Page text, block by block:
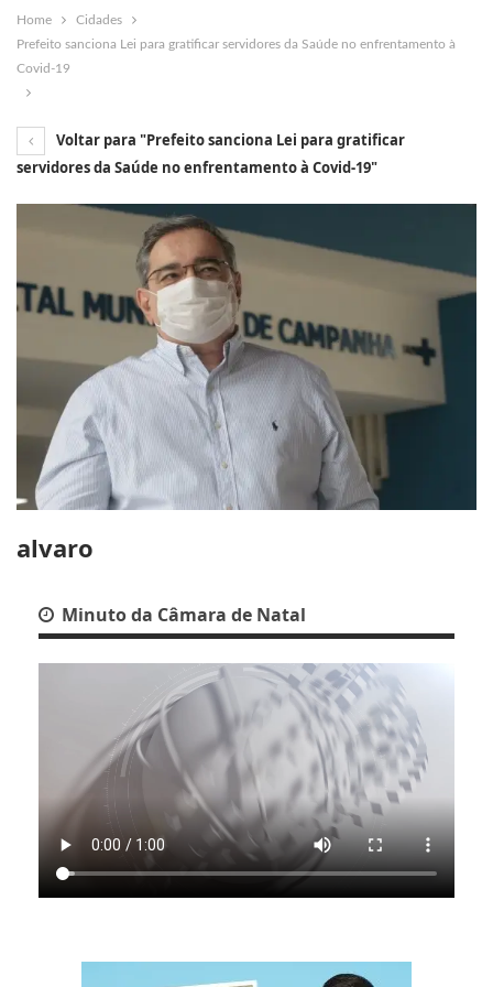
Home
Cidades
Prefeito sanciona Lei para gratificar servidores da Saúde no enfrentamento à
Covid-19
Voltar para "Prefeito sanciona Lei para gratificar
servidores da Saúde no enfrentamento à Covid-19"
alvaro
Minuto da Câmara de Natal